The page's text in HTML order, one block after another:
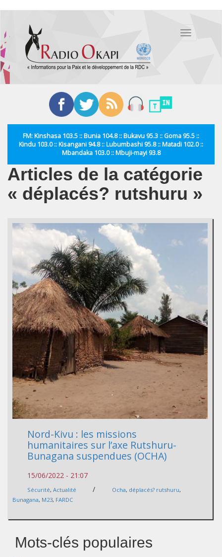
contenu
principal
Toggle
FM: Kinshasa 103.5 :: Bunia 104.8 :: Bukavu 95.3 :: Goma 95.5 ::
Kindu 103.0 :: Kisangani 94.8 :: Lubumbashi 95.8 :: Matadi 102.0 ::
Mbandaka 103.0 :: Mbuji-mayi 93.8
Articles de la catégorie
« déplacés? rutshuru »
Nord-Kivu : les missions
humanitaires sur l’axe Rutshuru-
Bunagana suspendues (OCHA)
15/06/2022 - 21:07
Sécurité, Actualité / Ocha, déplacés? rutshuru,
Bunagana, M23, FARDC
Mots-clés populaires